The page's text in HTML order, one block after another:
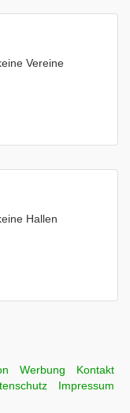
Vereine
Hallen
Werbung
Kontakt
Impressum